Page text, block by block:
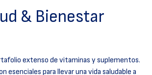
& Bienestar
extenso de vitaminas y suplementos.
esenciales para llevar una vida saludable a